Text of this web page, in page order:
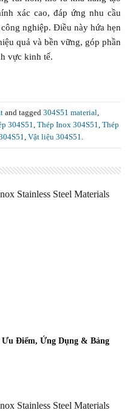
xác cao, đáp ứng nhu cầu
nghiệp. Điều này hứa hẹn
quả và bền vững, góp phần
vực kinh tế.
and tagged 304S51 material
304S51 Thép Inox 304S51
Thép
Vật liệu 304S51
Điểm, Ứng Dụng & Bảng